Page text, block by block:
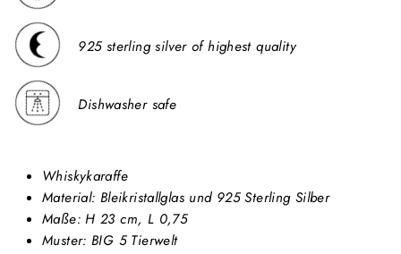
925 sterling silver of highest quality
Dishwasher safe
Whiskykaraffe
Material: Bleikristallglas und 925 Sterling Silber
Maße: H 23 cm, L 0,75
Muster: BIG 5 Tierwelt